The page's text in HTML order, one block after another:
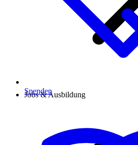
Spenden
Jobs & Ausbildung